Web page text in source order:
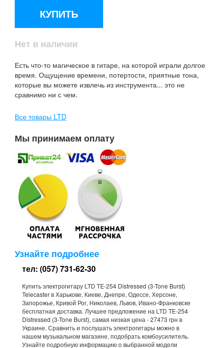
КУПИТЬ
Нет в наличии
Есть что-то магическое в гитаре, на которой играли долгое
время. Ощущение времени, потертости, приятные тона,
которые вы можете извлечь из инструмента... это не
сравнимо ни с чем.
Все товары LTD
Мы принимаем оплату
Узнайте подробнее
тел: (057) 731-62-30
Купить электрогитару LTD TE-254 Distressed (3-Tone Burst)
Telecaster в Харькове, Киеве, Днепре, Одессе, Херсоне,
Запорожье, Кривой Рог, Николаев, Львов, Ивано-Франковске
бесплатная доставка. Лучшее предложение на LTD TE-254
Distressed (3-Tone Burst), самая низкая цена - 27473 грн в
Украине. Сравнить и послушать электрогитары можно в
нашем музыкальном магазине, подобрать комбоусилитель.
Узнайте подробную информацию о выбранной модели